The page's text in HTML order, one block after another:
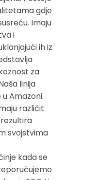
gdje
Imaju
i
ih iz
za
linija
Amazoni.
različit
svojstvima
kada se